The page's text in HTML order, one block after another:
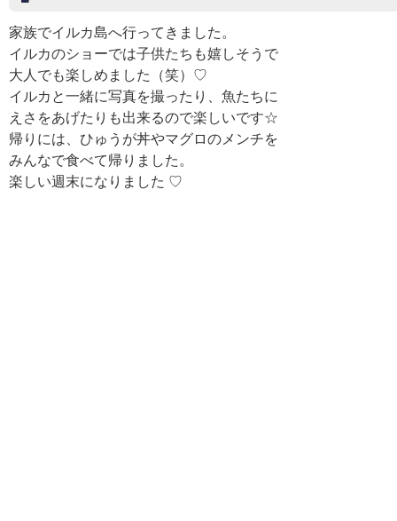
家族でイルカ島へ行ってきました。
イルカのショーでは子供たちも嬉しそうで
大人でも楽しめました（笑）♡
イルカと一緒に写真を撮ったり、魚たちに
えさをあげたりも出来るので楽しいです☆
帰りには、ひゅうが丼やマグロのメンチを
みんなで食べて帰りました。
楽しい週末になりました ♡